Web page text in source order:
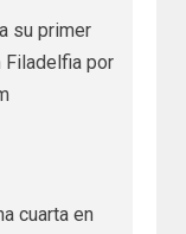
su primer
Filadelfia por
cuarta en